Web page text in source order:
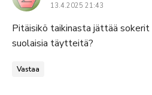
13.4.2025 21:43
Pitäisikö taikinasta jättää
suolaisia täytteitä?
Vastaa